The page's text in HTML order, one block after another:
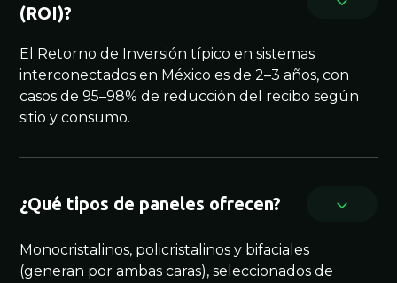
(ROI)?
El Retorno de Inversión típico en sistemas
interconectados en México es de 2–3 años, con
casos de 95–98% de reducción del recibo según
sitio y consumo.
¿Qué tipos de paneles ofrecen?
Monocristalinos, policristalinos y bifaciales
(generan por ambas caras), seleccionados de